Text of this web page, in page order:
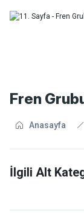
Fren
Anasayfa
İlgili Alt